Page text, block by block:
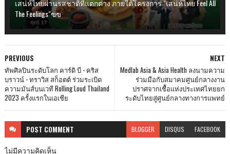
เสน่ห์ไทยผ่านรสชาติที่แตกต่าง ภายใต้โครงการ "เสน่ห์ไทย Feel All
The Feelings"ฃฃ
NEXT
Medlab Asia & Asia Health ลงนามความ
ร่วมมือกับสมาคมศูนย์กลางงาน
ปราศจากเชื้อแห่งประเทศไทยยก
ระดับไทยสู่ศูนย์กลางทางการแพทย์
PREVIOUS
ทัพศิลปินระดับโลก คาร์ดิ บี - คริส
บราวน์ - ทราวิส สก็อตต์ ร่วมระเบิด
ความมันส์บนเวที Rolling Loud Thailand
2023 ครั้งแรกในเอเชีย
POST COMMENT BLOGGER DISQUS FACEBOOK
ไม่มีความคิดเห็น